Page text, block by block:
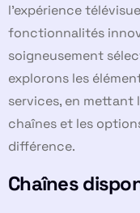
l’expérience
fonctionnalités
soigneusement
explorons les
services, en mettant
chaînes et les
différence.
Chaînes